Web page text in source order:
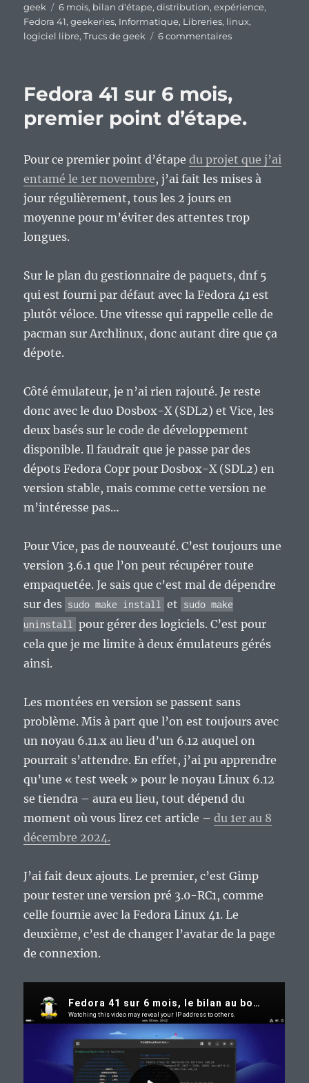
le
geek
Étiquettes
6 mois, bilan d'étape,distribution,expérience,
Fedora 41,geekeries, Informatique, Libreries, linux,
logiciel libre,Trucs de geek 6 commentairessur
troisième
Fedora 41 sur 6 mois,
premier point d’étape.
Pour ce premier point d’étapedu projet que j’ai
entamé le 1er novembre, j’ai fait les mises à
jour régulièrement, tous les 2 jours en
moyenne pour m’éviter des attentes trop
longues.
Sur le plan du gestionnaire de paquets, dnf 5
qui est fourni par défaut avec la Fedora 41 est
plutôt véloce. Une vitesse qui rappelle celle de
pacman sur Archlinux, donc autant dire que ça
dépote.
Côté émulateur, je n’ai rien rajouté. Je reste
donc avec le duo Dosbox-X (SDL2) et Vice, les
deux basés sur le code de développement
disponible. Il faudrait que je passe par des
dépots Fedora Copr pour Dosbox-X (SDL2) en
version stable, mais comme cette version ne
m’intéresse pas…
Pour Vice, pas de nouveauté. C’est toujours une
version 3.6.1 que l’on peut récupérer toute
empaquetée. Je sais que c’est mal de dépendre
sur des sudo make install et sudo make
uninstall
pour gérer des logiciels. C’est pour
cela que je me limite à deux émulateurs gérés
ainsi.
Les montées en version se passent sans
problème. Mis à part que l’on est toujours avec
un noyau 6.11.x au lieu d’un 6.12 auquel on
pourrait s’attendre. En effet, j’ai pu apprendre
qu’une « test week » pour le noyau Linux 6.12
se tiendra – aura eu lieu, tout dépend du
moment où vous lirez cet article –du 1er au 8
décembre 2024.
J’ai fait deux ajouts. Le premier, c’est Gimp
pour tester une version pré 3.0-RC1, comme
celle fournie avec la Fedora Linux 41. Le
deuxième, c’est de changer l’avatar de la page
de connexion.